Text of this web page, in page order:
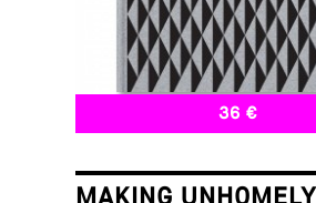
36 €
MAKING UNHOMELY